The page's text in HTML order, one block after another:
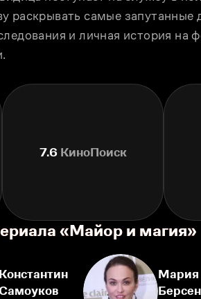
раскрывать самые запутанные
и личная история на
7.6КиноПоиск
«Майор и магия»
Константин
Мария